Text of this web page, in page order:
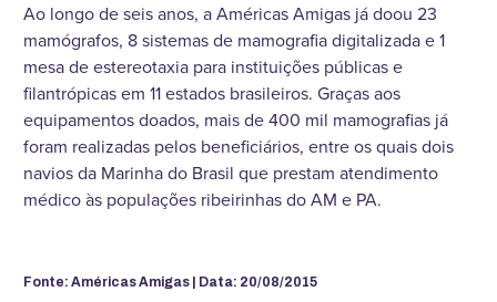
Ao longo de seis anos, a Américas Amigas já doou 23
mamógrafos, 8 sistemas de mamografia digitalizada e 1
mesa de estereotaxia para instituições públicas e
filantrópicas em 11 estados brasileiros. Graças aos
equipamentos doados, mais de 400 mil mamografias já
foram realizadas pelos beneficiários, entre os quais dois
navios da Marinha do Brasil que prestam atendimento
médico às populações ribeirinhas do AM e PA.
Fonte: Américas Amigas | Data: 20/08/2015